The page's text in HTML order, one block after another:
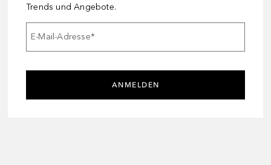
Trends und Angebote.
E-Mail-Adresse*
ANMELDEN